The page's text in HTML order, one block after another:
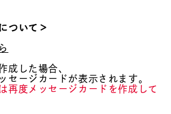
ついて＞
成した場合、
セージカードが表示されます。
再度メッセージカードを作成して